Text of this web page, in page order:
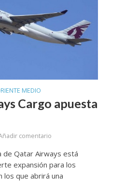
MEDIO
Cargo apuesta
comentario
de Qatar Airways está
expansión para los
los que abrirá una